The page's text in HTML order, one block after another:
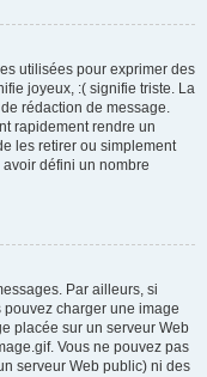
utilisées pour exprimer des
joyeux, :( signifie triste. La
rédaction de message.
rapidement rendre un
les retirer ou simplement
avoir défini un nombre
Par ailleurs, si
pouvez charger une image
placée sur un serveur Web
Vous ne pouvez pas
serveur Web public) ni des